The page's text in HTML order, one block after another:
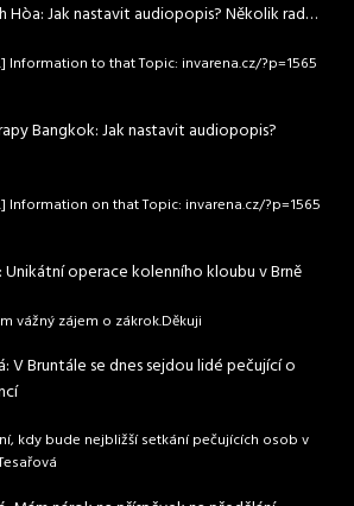
Hòa:Jak nastavit audiopopis? Několik rad…
Information to that Topic: invarena.cz/?p=1565
Bangkok:Jak nastavit audiopopis?
Information on that Topic: invarena.cz/?p=1565
:Unikátní operace kolenního kloubu v Brně
vážný zájem o zákrok.Děkuji
:V Bruntále se dnes sejdou lidé pečující o
kdy bude nejbližší setkání pečujících osob v